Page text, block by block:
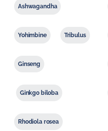
Ashwagandha
Yohimbine Tribulus
Ginseng
Ginkgo biloba
Rhodiola rosea